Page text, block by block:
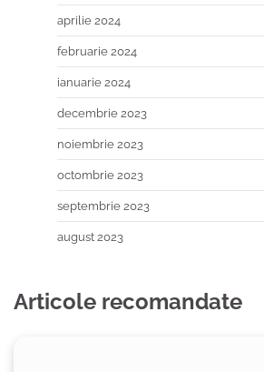
aprilie 2024
februarie 2024
ianuarie 2024
decembrie 2023
noiembrie 2023
octombrie 2023
septembrie 2023
august 2023
Articole recomandate